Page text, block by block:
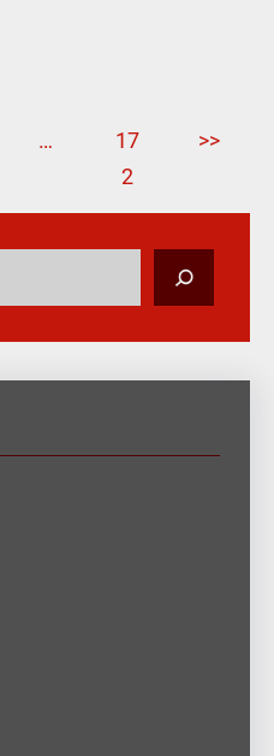
…
17
2
>>